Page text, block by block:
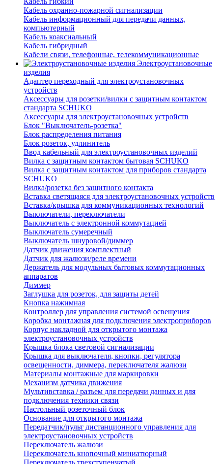
Кабель охранно-пожарной сигнализации
Кабель информационный для передачи данных,
компьютерный
Кабель коаксиальный
Кабель гибридный
Кабели связи, телефонные, телекоммуникационные
Электроустановочные
изделия
Адаптер переходный для электроустановочных
устройств
Аксессуары для розетки/вилки с защитным контактом
стандарта SCHUKO
Аксессуары для электроустановочных устройств
Блок "Выключатель-розетка"
Блок распределения питания
Блок розеток, удлинитель
Ввод кабельный для электроустановочных изделий
Вилка с защитным контактом бытовая SCHUKO
Вилка с защитным контактом для приборов стандарта
SCHUKO
Вилка/розетка без защитного контакта
Вставка светящаяся для электроустановочных устройств
Вставка/крышка для коммуникационных технологий
Выключатели, переключатели
Выключатель с электронной коммутацией
Выключатель сумеречный
Выключатель шнуровой/диммер
Датчик движения комплектный
Датчик для жалюзи/реле времени
Держатель для модульных бытовых коммутационных
аппаратов
Диммер
Заглушка для розеток, для защиты детей
Кнопка нажимная
Контроллер для управления системой освещения
Коробка монтажная для подключения электроприборов
Корпус накладной для открытого монтажа
электроустановочных устройств
Крышка блока световой сигнализации
Крышка для выключателя, кнопки, регулятора
освещенности, диммера, переключателя жалюзи
Материалы монтажные для маркировки
Механизм датчика движения
Мультивставка / разъем для передачи данных и для
подключения техники связи
Настольный розеточный блок
Основание для открытого монтажа
Передатчик/пульт дистанционного управления для
электроустановочных устройств
Переключатель жалюзи
Переключатель кнопочный миниатюрный
Переключатель трехступенчатый